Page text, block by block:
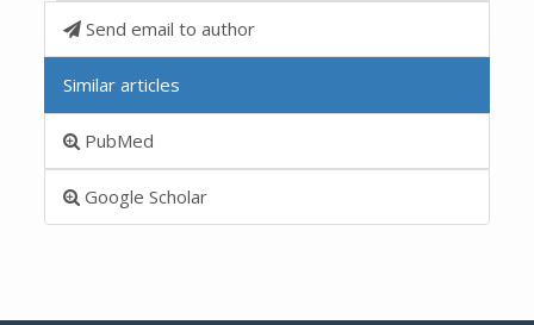
Send email to author
Similar articles
PubMed
Google Scholar